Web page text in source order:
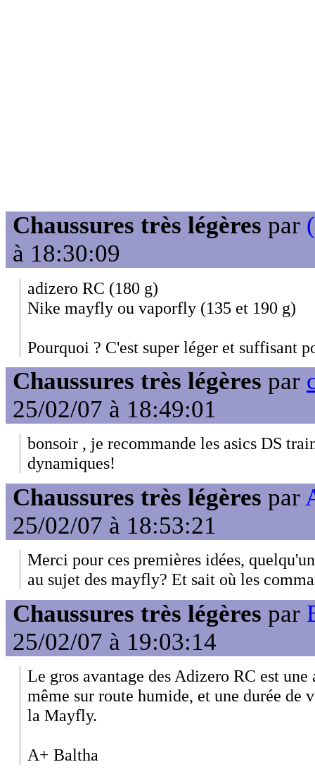
Chaussures très légères par
à 18:30:09
adizero RC (180 g)
Nike mayfly ou vaporfly (135 et 190 g)
Pourquoi ? C'est super léger et suffisant
Chaussures très légères par
25/02/07 à 18:49:01
bonsoir , je recommande les asics DS
dynamiques!
Chaussures très légères par
25/02/07 à 18:53:21
Merci pour ces premières idées,
au sujet des mayfly? Et sait où les
Chaussures très légères par
25/02/07 à 19:03:14
Le gros avantage des Adizero RC est
même sur route humide, et une durée de
la Mayfly.
A+ Baltha